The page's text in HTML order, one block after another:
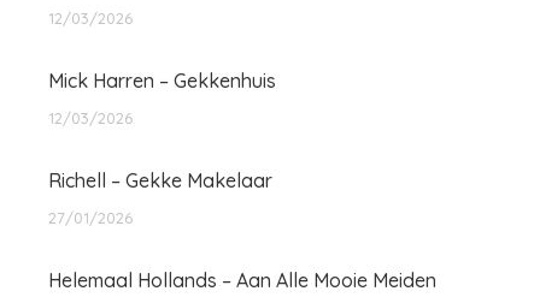
12/03/2026
Mick Harren – Gekkenhuis
12/03/2026
Richell – Gekke Makelaar
27/01/2026
Helemaal Hollands – Aan Alle Mooie Meiden